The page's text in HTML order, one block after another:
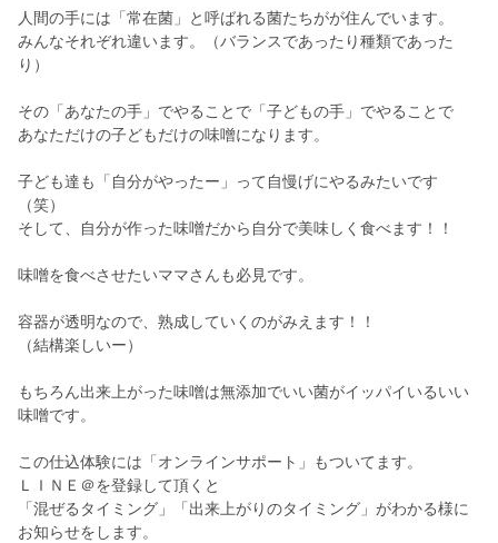
人間の手には「常在菌」と呼ばれる菌たちがが住んでいます。
みんなそれぞれ違います。（バランスであったり種類であった
り）
その「あなたの手」でやることで「子どもの手」でやることで
あなただけの子どもだけの味噌になります。
子ども達も「自分がやったー」って自慢げにやるみたいです
（笑）
そして、自分が作った味噌だから自分で美味しく食べます！！
味噌を食べさせたいママさんも必見です。
容器が透明なので、熟成していくのがみえます！！
（結構楽しいー）
もちろん出来上がった味噌は無添加でいい菌がイッパイいるいい
味噌です。
この仕込体験には「オンラインサポート」もついてます。
ＬＩＮＥ＠を登録して頂くと
「混ぜるタイミング」「出来上がりのタイミング」がわかる様に
お知らせをします。